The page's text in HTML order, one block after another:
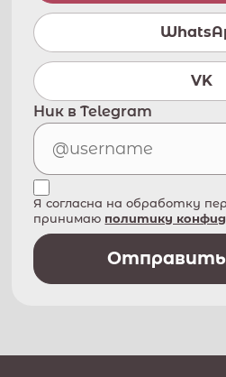
VK
Ник в Telegram
Я согласна на обработку
принимаю политику
Отправить